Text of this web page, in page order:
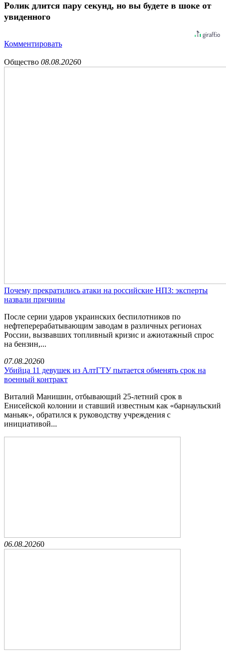
Ролик длится пару секунд, но вы будете в шоке от
увиденного
Комментировать
Общество 08.08.20260
Почему прекратились атаки на российские НПЗ: эксперты
назвали причины
После серии ударов украинских беспилотников по
нефтеперерабатывающим заводам в различных регионах
России, вызвавших топливный кризис и ажиотажный спрос
на бензин,...
07.08.20260
Убийца 11 девушек из АлтГТУ пытается обменять срок на
военный контракт
Виталий Манишин, отбывающий 25-летний срок в
Енисейской колонии и ставший известным как «барнаульский
маньяк», обратился к руководству учреждения с
инициативой...
06.08.20260